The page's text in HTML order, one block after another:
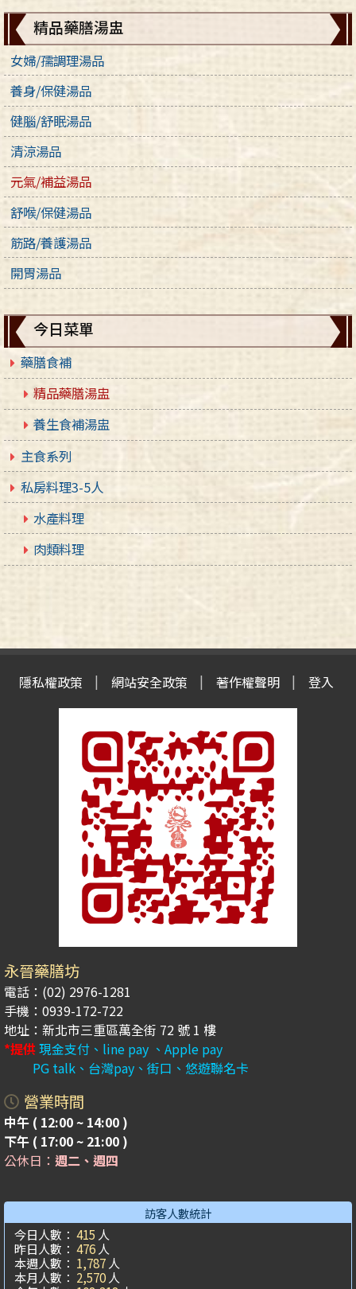
精品藥膳湯盅
女婦/孺調理湯品
養身/保健湯品
健腦/舒眠湯品
清涼湯品
元氣/補益湯品
舒喉/保健湯品
筋路/養護湯品
開胃湯品
今日菜單
藥膳食補
精品藥膳湯盅
養生食補湯盅
主食系列
私房料理3-5人
水產料理
肉類料理
隱私權政策 網站安全政策 著作權聲明 登入
永晉藥膳坊
電話：(02) 2976-1281
手機：0939-172-722
地址：新北市三重區萬全街 72 號 1 樓
*提供現金支付、line pay 、Apple pay
PG talk、台灣pay、街口、悠遊聯名卡
營業時間
中午 ( 12:00 ~ 14:00 )
下午 ( 17:00 ~ 21:00 )
公休日： 週二、週四
訪客人數統計
今日人數： 415 人
昨日人數： 476 人
本週人數： 1,787 人
本月人數： 2,570 人